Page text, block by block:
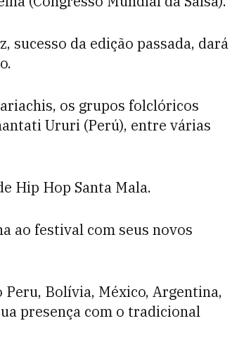
sucesso da edição passada, dará
os grupos folclóricos
Ururi (Perú), entre várias
Hip Hop Santa Mala.
ao festival com seus novos
Bolívia, México, Argentina,
presença com o tradicional